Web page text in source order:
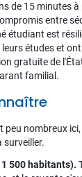
de 15 minutes
entre
étudiant est
études et
gratuite de
familial.
peu nombreux
surveiller.
500 habitants).